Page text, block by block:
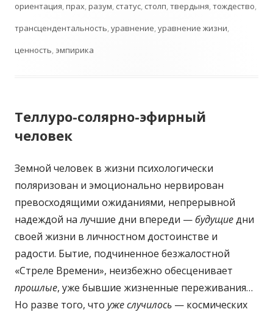
ориентация,прах,разум, статус, столп,твердыня,тождество,
трансцендентальность,уравнение,уравнение жизни,
ценность, эмпирика
Теллуро-солярно-эфирный
человек
Земной человек в жизни психологически
поляризован и эмоционально нервирован
превосходящими ожиданиями, непрерывной
надеждой на лучшие дни впереди —будущиедни
своей жизни в личностном достоинстве и
радости. Бытие, подчиненное безжалостной
«Стреле Времени», неизбежно обесценивает
прошлые, уже бывшие жизненные переживания…
Но разве того, что уже случилось — космических